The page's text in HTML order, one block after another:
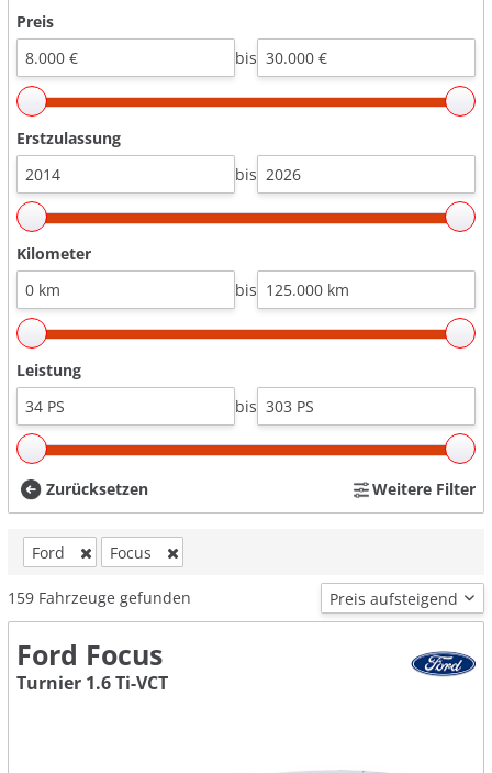
Preis
bis
Erstzulassung
bis
Kilometer
bis
Leistung
bis
Zurücksetzen Weitere Filter
Ford Focus
159 Fahrzeuge gefunden
Ford Focus
Turnier 1.6 Ti-VCT